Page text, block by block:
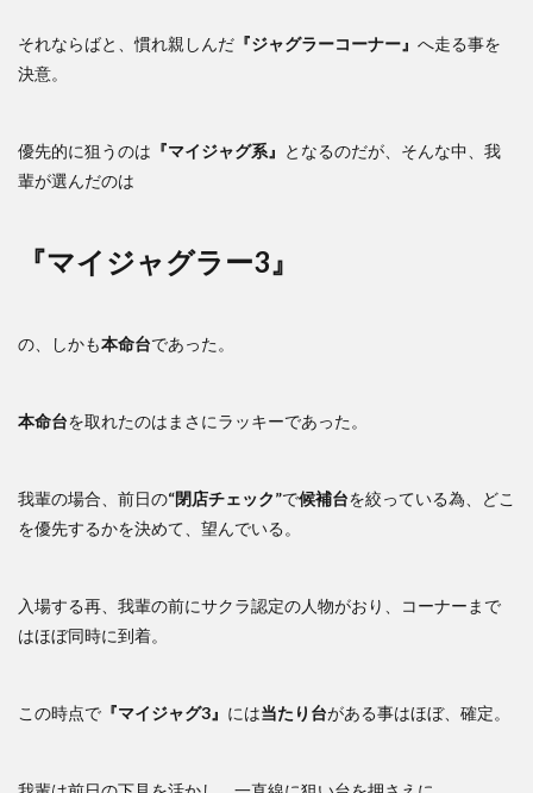
それならばと、慣れ親しんだ 『ジャグラーコーナー』 へ走る事を
決意。
優先的に狙うのは 『マイジャグ系』 となるのだが、そんな中、我
輩が選んだのは
『マイジャグラー3』
の、しかも本命台であった。
本命台を取れたのはまさにラッキーであった。
我輩の場合、前日の“閉店チェック”で候補台を絞っている為、どこ
を優先するかを決めて、望んでいる。
入場する再、我輩の前にサクラ認定の人物がおり、コーナーまで
はほぼ同時に到着。
この時点で 『マイジャグ3』 には当たり台がある事はほぼ、確定。